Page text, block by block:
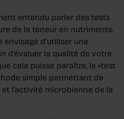
entendu parler des tests
de la teneur en nutriments.
envisagé d’utiliser une
d’évaluer la qualité de votre
cela puisse paraître, le «test
simple permettant de
l’activité microbienne de la